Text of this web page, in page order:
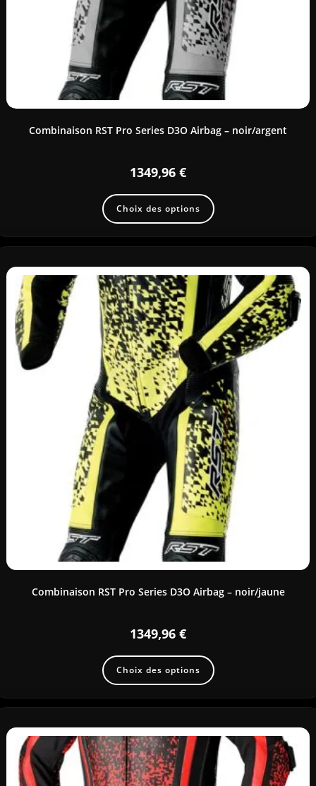
Combinaison RST Pro Series D3O Airbag – noir/argent
1349,96 €
Choix des options
Combinaison RST Pro Series D3O Airbag – noir/jaune
1349,96 €
Choix des options